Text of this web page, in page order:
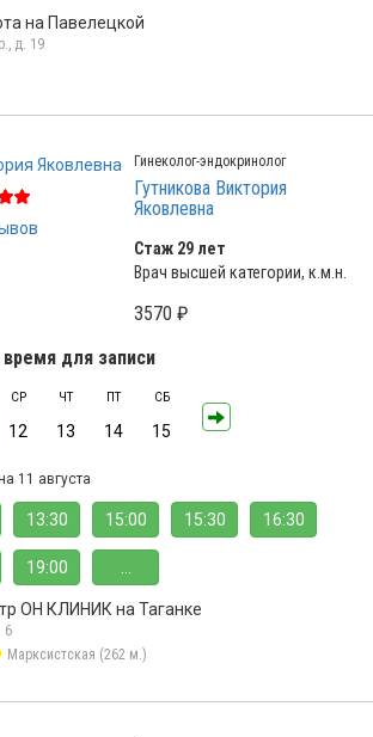
на Павелецкой
д. 19
Гинеколог-эндокринолог
Гутникова Виктория
Яковлевна
Стаж 29 лет
Врач высшей категории, к.м.н.
3570 ₽
для записи
СР
12
ЧТ
13
ПТ
14
СБ
15
11 августа
13:30 15:00 15:30 16:30
19:00
ОН КЛИНИК на Таганке
6
Марксистская (262 м.)